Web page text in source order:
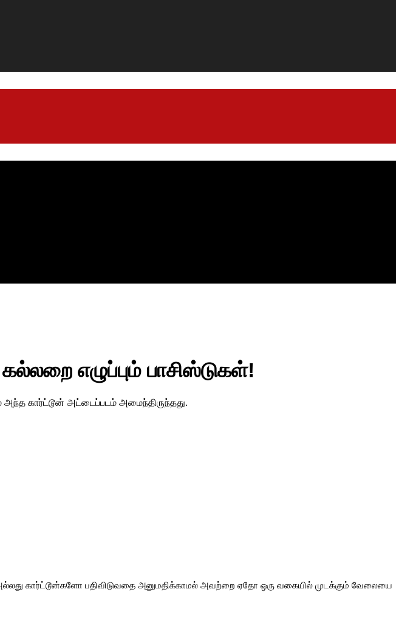
எழுப்பும் பாசிஸ்டுகள்!
அந்த கார்ட்டூன் அட்டைப்படம் அமைந்திருந்தது.
கார்ட்டூன்களோ பதிவிடுவதை அனுமதிக்காமல் அவற்றை ஏதோ ஒரு வகையில் முடக்கும் வேலையை